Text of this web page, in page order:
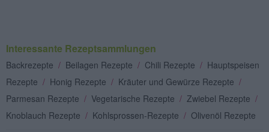
Interessante Rezeptsammlungen
Backrezepte / Beilagen Rezepte / Chili Rezepte / Hauptspeisen
Rezepte / Honig Rezepte / Kräuter und Gewürze Rezepte /
Parmesan Rezepte / Vegetarische Rezepte / Zwiebel Rezepte /
Knoblauch Rezepte / Kohlsprossen-Rezepte / Olivenöl Rezepte